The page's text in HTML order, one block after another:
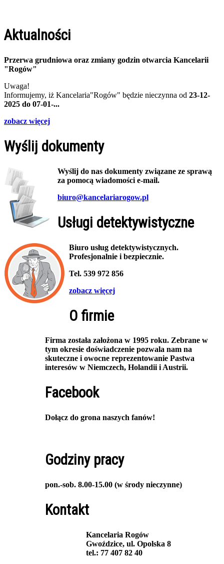
Aktualności
Przerwa grudniowa oraz zmiany godzin otwarcia Kancelarii
"Rogów"
Uwaga!
Informujemy, iż Kancelaria"Rogów" będzie nieczynna od 23-12-
2025 do 07-01-...
zobacz więcej
Wyślij dokumenty
Wyślij do nas dokumenty związane ze sprawą
za pomocą wiadomości e-mail.
biuro@kancelariarogow.pl
Usługi detektywistyczne
Biuro usług detektywistycznych.
Profesjonalnie i bezpiecznie.
Tel. 539 972 856
zobacz więcej
O firmie
Firma została założona w 1995 roku. Zebrane w
tym okresie doświadczenie pozwala nam na
skuteczne i owocne reprezentowanie Pastwa
interesów w Niemczech, Holandii i Austrii.
Facebook
Dołącz do grona naszych fanów!
Godziny pracy
pon.-sob. 8.00-15.00 (w środy nieczynne)
Kontakt
Kancelaria Rogów
Gwoździce, ul. Opolska 8
tel.: 77 407 82 40